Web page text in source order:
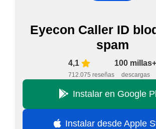
Eyecon Caller ID
spam
4,1
712.075 reseñas
100 millas+
descargas
Instalar en Google
Instalar desde Apple